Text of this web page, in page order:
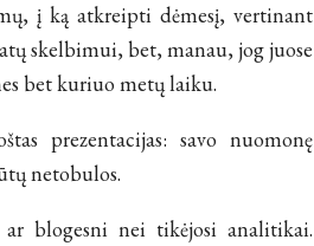
į ką atkreipti dėmesį, vertinant
skelbimui, bet, manau, jog juose
bet kuriuo metų laiku.
prezentacijas: savo nuomonę
netobulos.
blogesni nei tikėjosi analitikai.